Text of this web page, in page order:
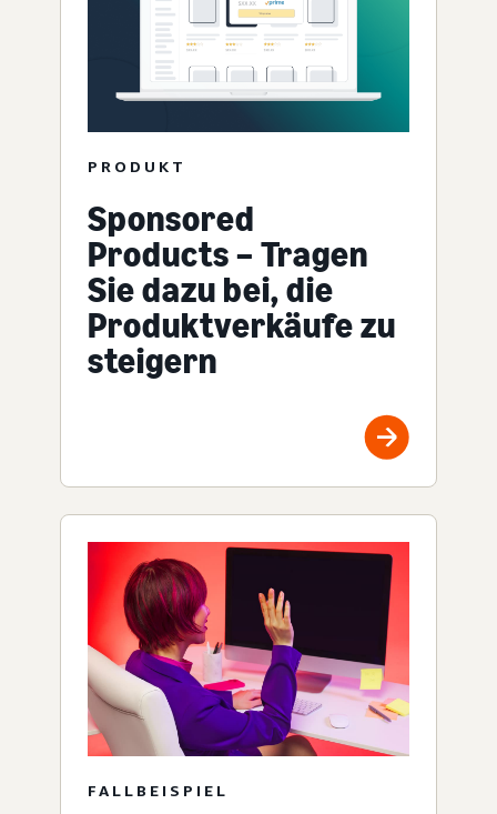
PRODUKT
Sponsored
Products – Tragen
Sie dazu bei, die
Produktverkäufe zu
steigern
FALLBEISPIEL